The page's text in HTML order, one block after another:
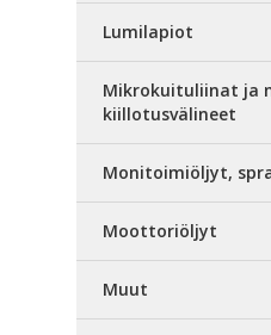
Lumilapiot
Mikrokuituliinat ja
kiillotusvälineet
Monitoimiöljyt,
Moottoriöljyt
Muut